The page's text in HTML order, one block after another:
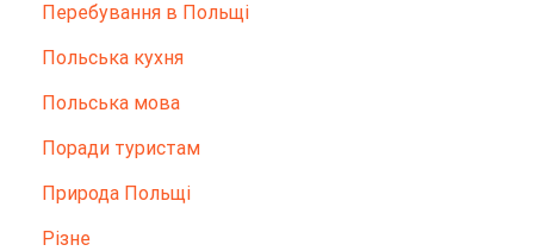
Перебування в Польщі
Польська кухня
Польська мова
Поради туристам
Природа Польщі
Різне